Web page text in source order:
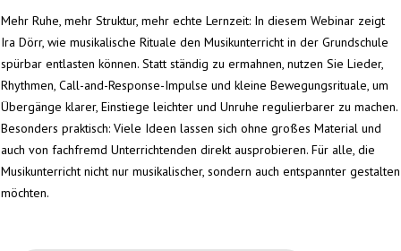
Mehr Ruhe, mehr Struktur, mehr echte Lernzeit: In diesem Webinar zeigt
Ira Dörr, wie musikalische Rituale den Musikunterricht in der Grundschule
spürbar entlasten können. Statt ständig zu ermahnen, nutzen Sie Lieder,
Rhythmen, Call-and-Response-Impulse und kleine Bewegungsrituale, um
Übergänge klarer, Einstiege leichter und Unruhe regulierbarer zu machen.
Besonders praktisch: Viele Ideen lassen sich ohne großes Material und
auch von fachfremd Unterrichtenden direkt ausprobieren. Für alle, die
Musikunterricht nicht nur musikalischer, sondern auch entspannter gestalten
möchten.